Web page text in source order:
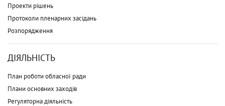
Проекти рішень
Протоколи пленарних засідань
Розпорядження
ДІЯЛЬНІСТЬ
План роботи обласної ради
Плани основних заходів
Регуляторна діяльність